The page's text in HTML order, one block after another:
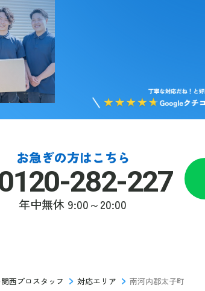
お急ぎの方はこちら
282-227
年中無休 9:00～20:00
西プロスタッフ 対応エリア 南河内郡太子町